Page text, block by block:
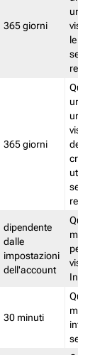
365 giorni
le
365 giorni
un
del
dipendente
dalle
impostazioni
dell'account
30 minuti